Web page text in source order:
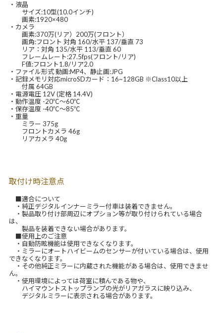
・液晶
サイズ:10型(10.0インチ)
画素:1920×480
・カメラ
画素:370万(リア）200万(フロント）
画角:フロント 対角 160/水平 137/垂直 73
リア：対角 135/水平 113/垂直 60
フレームレート:27.5fps(フロント/リア)
F値:フロント1.8/リア2.0
・ファイル形式 動画:MP4、静止画:JPG
・記録メモリ対応microSDカード：16~128GB ※Class10以上
付属 64GB
・電源電圧 12V (定格 14.4V)
・動作温度 -20℃～60℃
・保存温度 -40℃～85℃
・重量
ミラー 375g
フロントカメラ 46g
リアカメラ 40g
取付け時注意点
■適合について
・純正デジタルインナーミラー付車は装着できません。
・製品取り付け部周辺にオプション等が取り付けられている場合
は、
製品を装着できない場合があります。
■使用上のご注意
・自動防眩機能は使用できなくなります。
・ミラーにオートハイビームのセンサーが付いている場合は、使用
できなくなります。
・その他純正ミラーに内蔵された機能がある場合は、使用できませ
ん。
・使用環境によっては荷室に積んである物や、
ハイマウントストップランプの光がリアガラスに映り込み、
デジタルミラーに表示される場合があります。